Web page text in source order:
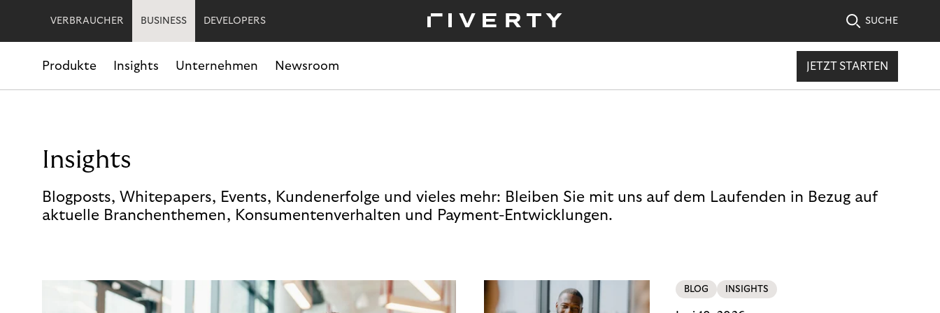
VERBRAUCHER BUSINESS DEVELOPERS SUCHE
Produkte Insights Unternehmen Newsroom JETZT STARTEN
Insights
Blogposts, Whitepapers, Events, Kundenerfolge und vieles mehr: Bleiben Sie mit uns auf dem Laufenden in Bezug auf
aktuelle Branchenthemen, Konsumentenverhalten und Payment-Entwicklungen.
BLOG INSIGHTS